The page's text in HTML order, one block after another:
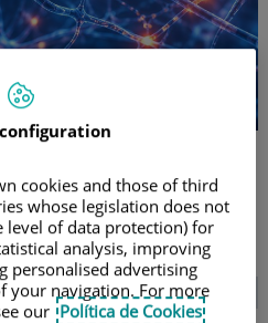
tipo de epilepsia
que comienza antes de
de diagnosticar
SEGUIR LEYENDO...
cookies and those of third
whose legislation does not
level of data protection) for
analysis, improving
personalised advertising
your navigation. For more
our Política de Cookies